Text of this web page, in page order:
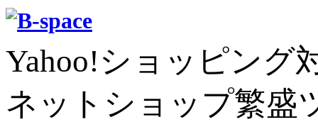
Yahoo!ショッピング
ネットショップ繁盛